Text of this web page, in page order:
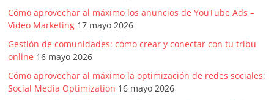
Cómo aprovechar al máximo los anuncios de YouTube Ads –
Video Marketing 17 mayo 2026
Gestión de comunidades: cómo crear y conectar con tu tribu
online 16 mayo 2026
Cómo aprovechar al máximo la optimización de redes sociales:
Social Media Optimization 16 mayo 2026